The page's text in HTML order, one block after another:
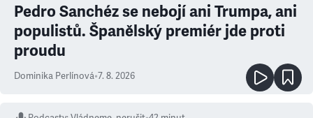
Pedro Sanchéz se nebojí ani Trumpa, ani
populistů. Španělský premiér jde proti
proudu
Dominika Perlínová•7. 8. 2026